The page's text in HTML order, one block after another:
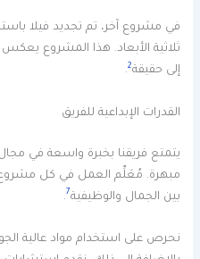
في مشروع آخر، تم تجديد فيلا
ثلاثية الأبعاد. هذا المشروع يعكس
إلى حقيقة2
.
القدرات الإبداعية للفريق
يتمتع فريقنا بخبرة واسعة في
مبهرة. مُعَلِّم العمل في كل مشروع
بين الجمال والوظيفية7
.
نحرص على استخدام مواد عالية